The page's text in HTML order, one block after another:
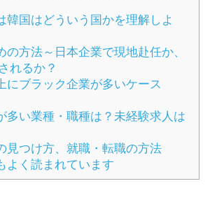
韓国はどういう国かを理解しよ
の方法～日本企業で現地赴任か、
れるか？
にブラック企業が多いケース
多い業種・職種は？未経験求人は
見つけ方、就職・転職の方法
よく読まれています